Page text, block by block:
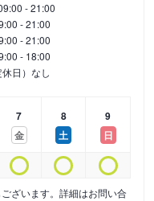
- 21:00
- 21:00
- 21:00
- 18:00
休日）なし
7
金
8
土
9
日
ざいます。詳細はお問い合